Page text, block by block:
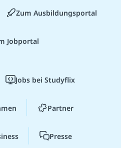
Zum Ausbildungsportal
Jobportal
Jobs bei Studyflix
Partner
Presse